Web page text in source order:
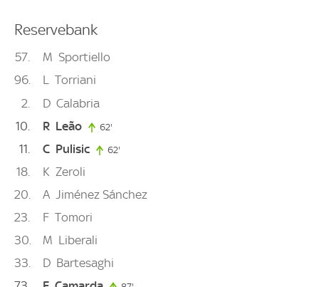
Reservebank
57 M Sportiello
96
L Torriani
2
D Calabria
10
R Leão 62'
11 C Pulisic 62'
18 K Zeroli
20
A Jiménez Sánchez
23
F Tomori
30
M Liberali
33
D Bartesaghi